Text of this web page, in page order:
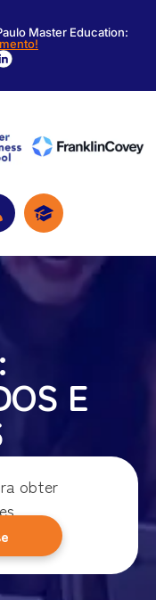
Master Education:
E
obter